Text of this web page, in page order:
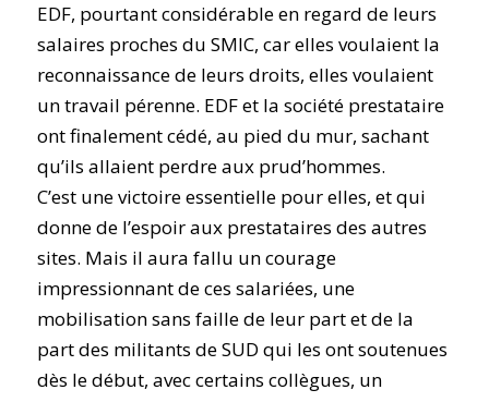
EDF, pourtant considérable en regard de leurs
salaires proches du SMIC, car elles voulaient la
reconnaissance de leurs droits, elles voulaient
un travail pérenne. EDF et la société prestataire
ont finalement cédé, au pied du mur, sachant
qu’ils allaient perdre aux prud’hommes.
C’est une victoire essentielle pour elles, et qui
donne de l’espoir aux prestataires des autres
sites. Mais il aura fallu un courage
impressionnant de ces salariées, une
mobilisation sans faille de leur part et de la
part des militants de SUD qui les ont soutenues
dès le début, avec certains collègues, un